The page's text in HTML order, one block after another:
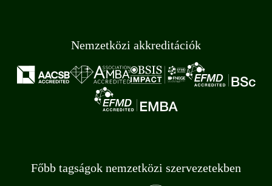
Nemzetközi akkreditációk
Főbb tagságok nemzetközi szervezetekben